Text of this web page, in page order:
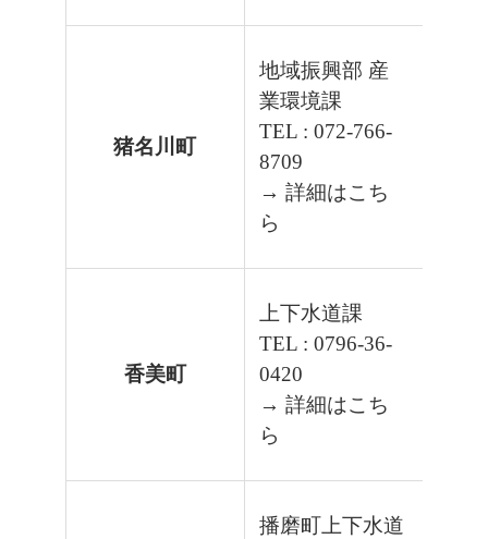
猪名川町
地域振興部 産
業環境課
TEL : 072-766-
8709
→ 詳細はこち
ら
香美町
上下水道課
TEL : 0796-36-
0420
→ 詳細はこち
ら
播磨町上下水道